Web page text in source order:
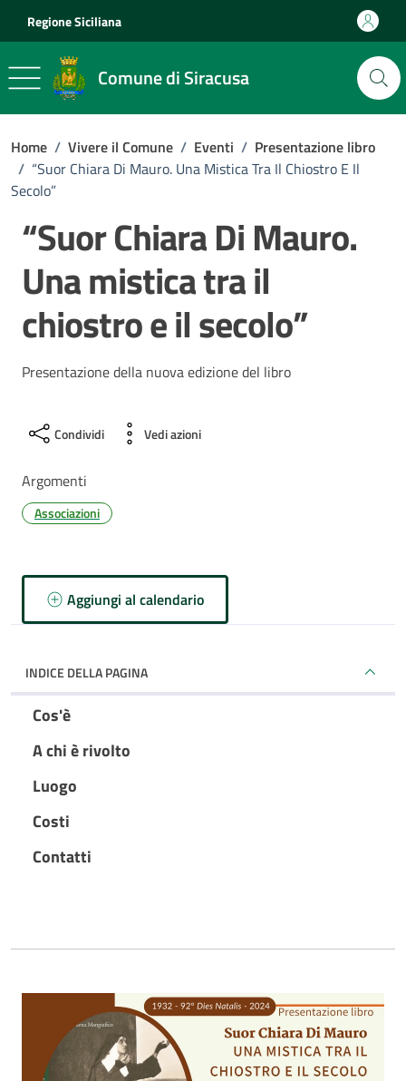
Regione Siciliana
Comune di Siracusa
Home / Vivere il Comune / Eventi / Presentazione libro
/ “Suor Chiara Di Mauro. Una Mistica Tra Il Chiostro E Il
Secolo”
“Suor Chiara Di Mauro.
Una mistica tra il
chiostro e il secolo”
Presentazione della nuova edizione del libro
Condividi Vedi azioni
Argomenti
Associazioni
Aggiungi al calendario
INDICE DELLA PAGINA
Cos'è
A chi è rivolto
Luogo
Costi
Contatti